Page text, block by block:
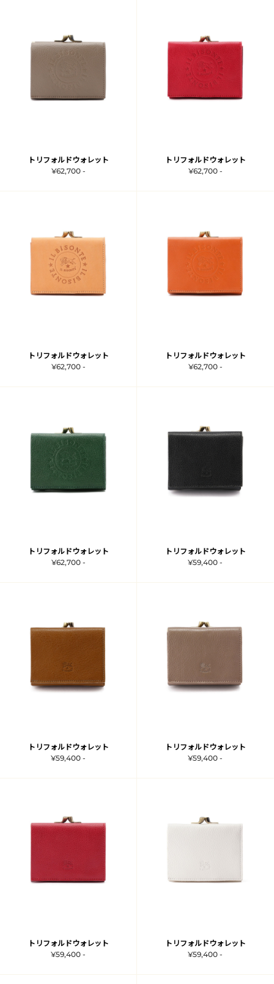
トリフォルドウォレット
¥62,700 -
トリフォルドウォレット
¥62,700 -
トリフォルドウォレット
¥62,700 -
トリフォルドウォレット
¥62,700 -
トリフォルドウォレット
¥62,700 -
トリフォルドウォレット
¥59,400 -
トリフォルドウォレット
¥59,400 -
トリフォルドウォレット
¥59,400 -
トリフォルドウォレット
¥59,400 -
トリフォルドウォレット
¥59,400 -